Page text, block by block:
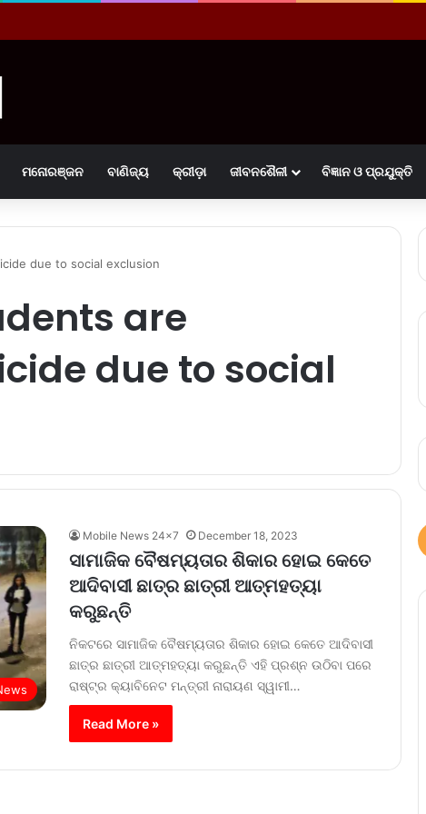
ମନୋରଞ୍ଜନ ବାଣିଜ୍ୟ କ୍ରୀଡ଼ା ଜୀବନଶୈଳୀ ବିଜ୍ଞାନ ଓ ପ୍ରଯୁକ୍ତି
due to social exclusion
are
due to social
Mobile News 24x7 December 18, 2023
ସାମାଜିକ ବୈଷମ୍ୟତାର ଶିକାର ହୋଇ କେତେ
ଆଦିବାସୀ ଛାତ୍ର ଛାତ୍ରୀ ଆତ୍ମହତ୍ୟା
କରୁଛନ୍ତି
ନିକଟରେ ସାମାଜିକ ବୈଷମ୍ୟତାର ଶିକାର ହୋଇ କେତେ ଆଦିବାସୀ
ଛାତ୍ର ଛାତ୍ରୀ ଆତ୍ମହତ୍ୟା କରୁଛନ୍ତି ଏହି ପ୍ରଶ୍ନ ଉଠିବା ପରେ
ରାଷ୍ଟ୍ର କ୍ୟାବିନେଟ ମନ୍ତ୍ରୀ ନାରାୟଣ ସ୍ୱାମୀ…
Read More »